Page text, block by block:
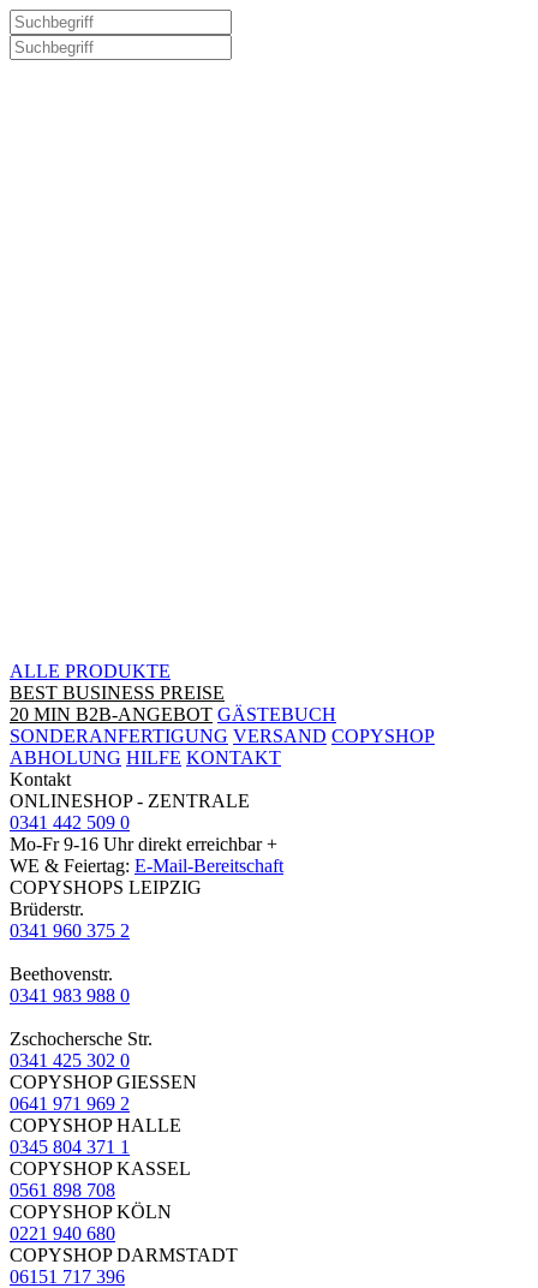
ALLE PRODUKTE
BEST BUSINESS PREISE
20 MIN B2B-ANGEBOT GÄSTEBUCH
SONDERANFERTIGUNG VERSAND COPYSHOP
ABHOLUNG HILFE KONTAKT
Kontakt
ONLINESHOP - ZENTRALE
0341 442 509 0
Mo-Fr 9-16 Uhr direkt erreichbar +
WE & Feiertag: E-Mail-Bereitschaft
COPYSHOPS LEIPZIG
Brüderstr.
0341 960 375 2
Beethovenstr.
0341 983 988 0
Zschochersche Str.
0341 425 302 0
COPYSHOP GIESSEN
0641 971 969 2
COPYSHOP HALLE
0345 804 371 1
COPYSHOP KASSEL
0561 898 708
COPYSHOP KÖLN
0221 940 680
COPYSHOP DARMSTADT
06151 717 396